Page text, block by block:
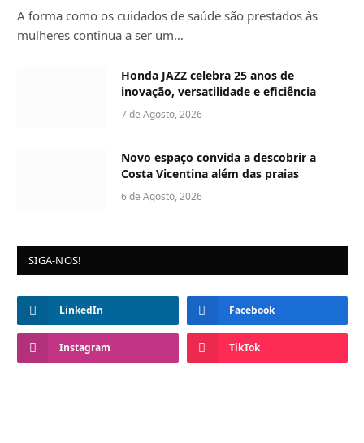
A forma como os cuidados de saúde são prestados às
mulheres continua a ser um…
Honda JAZZ celebra 25 anos de
inovação, versatilidade e eficiência
7 de Agosto, 2026
Novo espaço convida a descobrir a
Costa Vicentina além das praias
6 de Agosto, 2026
SIGA-NOS!
LinkedIn Facebook
Instagram TikTok